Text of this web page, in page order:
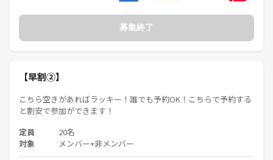
きる初心者向けの簡単なものを用意しており、中級車・上級者（重ゲー
好き）の方は物足りなさを感じてしまうかもしれません。
■持ち物
・参加費 必須
・カードゲーム・ボードゲーム（任意）
・飲み物・お菓子（持ち込みＯＫ）
※自作のカード・ボドゲはご遠慮ください。
募集終了
【早割②】
こちら空きがあればラッキー！誰でも予約OK！こちらで予約する
と割安で参加ができます！
定員 20名
対象
メンバー+非メンバー